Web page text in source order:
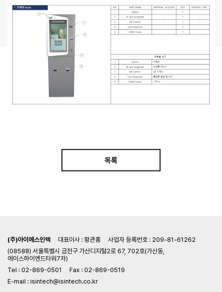
목록
(주)아이에스인텍 대표이사 : 황관홍
사업자 등록번호 : 209-81-61262
(08588) 서울특별시 금천구 가산디지털2로 67, 702호(가산동,
에이스하이엔드타워7차)
Tel : 02-869-0501
Fax : 02-869-0519
E-mail : isintech@isintech.co.kr